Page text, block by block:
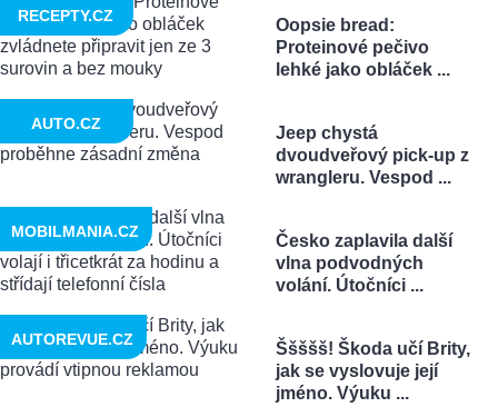
Oopsie bread:
Proteinové pečivo
lehké jako obláček ...
RECEPTY.CZ
Jeep chystá
dvoudveřový pick-up z
wrangleru. Vespod ...
AUTO.CZ
Česko zaplavila další
vlna podvodných
volání. Útočníci ...
MOBILMANIA.CZ
Ššššš! Škoda učí Brity,
jak se vyslovuje její
jméno. Výuku ...
AUTOREVUE.CZ